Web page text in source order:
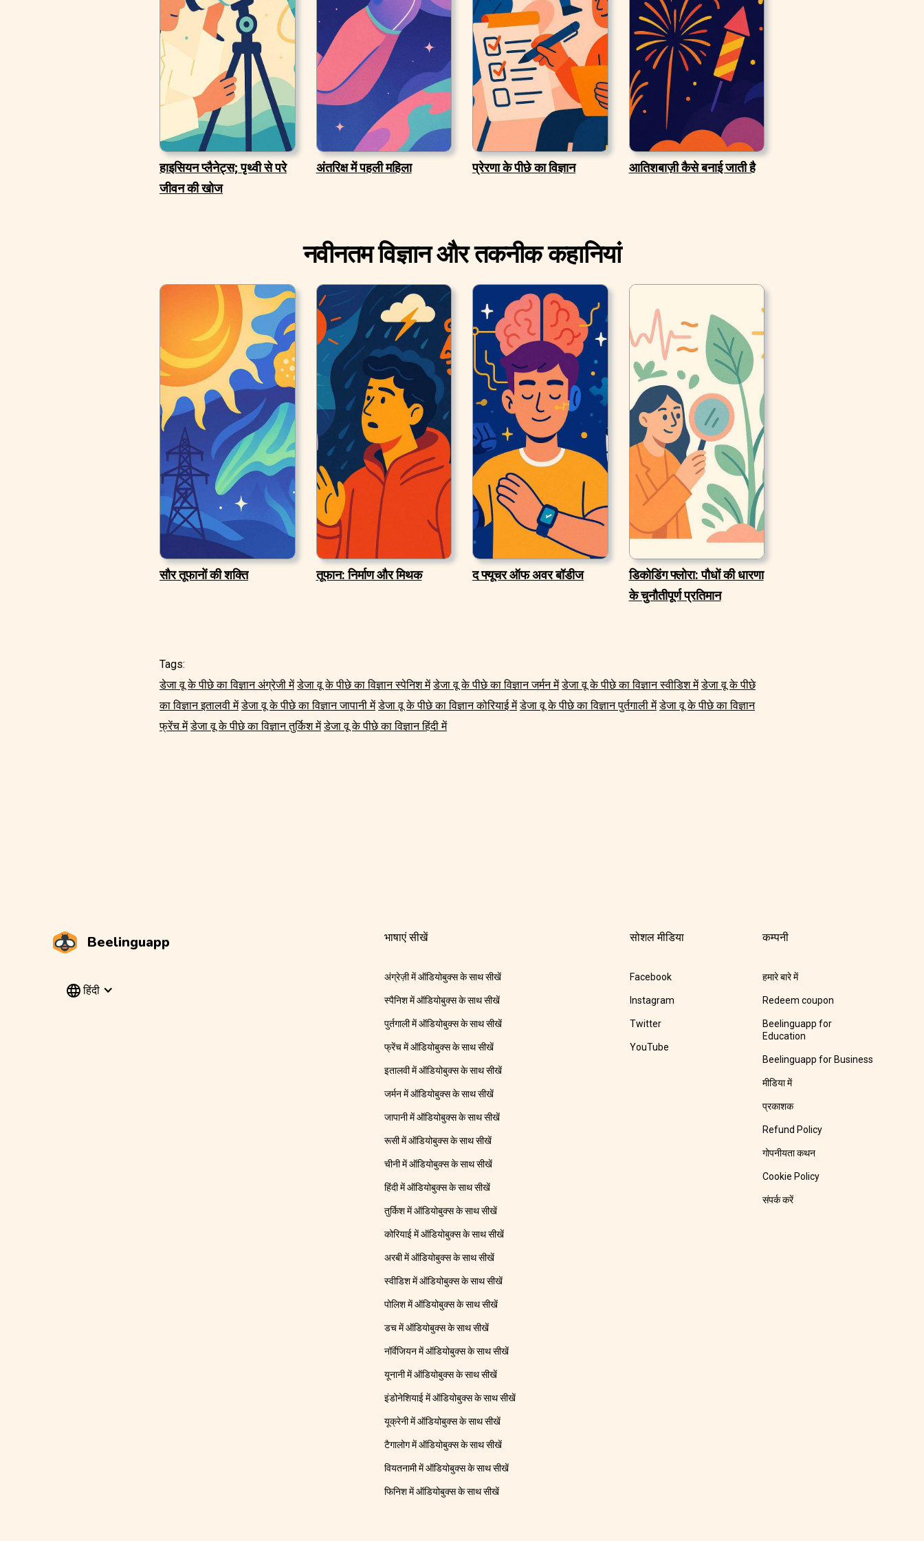
हाइसियन प्लैनेट्स; पृथ्वी से परे
जीवन की खोज
अंतरिक्ष में पहली महिला प्रेरणा के पीछे का विज्ञान आतिशबाज़ी कैसे बनाई जाती है
नवीनतम विज्ञान और तकनीक कहानियां
सौर तूफानों की शक्ति तूफान: निर्माण और मिथक द फ्यूचर ऑफ अवर बॉडीज
डिकोडिंग फ्लोरा: पौधों की धारणा
के चुनौतीपूर्ण प्रतिमान
Tags:
डेजा वू के पीछे का विज्ञान अंग्रेजी में डेजा वू के पीछे का विज्ञान स्पेनिश में डेजा वू के पीछे का विज्ञान जर्मन में डेजा वू के पीछे का विज्ञान स्वीडिश में डेजा वू के पीछे
का विज्ञान इतालवी में डेजा वू के पीछे का विज्ञान जापानी में डेजा वू के पीछे का विज्ञान कोरियाई में डेजा वू के पीछे का विज्ञान पुर्तगाली में डेजा वू के पीछे का विज्ञान
फ्रेंच में डेजा वू के पीछे का विज्ञान तुर्किश में डेजा वू के पीछे का विज्ञान हिंदी में
Beelinguapp
हिंदी
भाषाएं सीखें
अंग्रेज़ी में ऑडियोबुक्स के साथ सीखें
स्पैनिश में ऑडियोबुक्स के साथ सीखें
पुर्तगाली में ऑडियोबुक्स के साथ सीखें
फ्रेंच में ऑडियोबुक्स के साथ सीखें
इतालवी में ऑडियोबुक्स के साथ सीखें
जर्मन में ऑडियोबुक्स के साथ सीखें
जापानी में ऑडियोबुक्स के साथ सीखें
रूसी में ऑडियोबुक्स के साथ सीखें
चीनी में ऑडियोबुक्स के साथ सीखें
हिंदी में ऑडियोबुक्स के साथ सीखें
तुर्किश में ऑडियोबुक्स के साथ सीखें
कोरियाई में ऑडियोबुक्स के साथ सीखें
अरबी में ऑडियोबुक्स के साथ सीखें
स्वीडिश में ऑडियोबुक्स के साथ सीखें
पोलिश में ऑडियोबुक्स के साथ सीखें
डच में ऑडियोबुक्स के साथ सीखें
नॉर्वेजियन में ऑडियोबुक्स के साथ सीखें
यूनानी में ऑडियोबुक्स के साथ सीखें
इंडोनेशियाई में ऑडियोबुक्स के साथ सीखें
यूक्रेनी में ऑडियोबुक्स के साथ सीखें
टैगालोग में ऑडियोबुक्स के साथ सीखें
वियतनामी में ऑडियोबुक्स के साथ सीखें
फिनिश में ऑडियोबुक्स के साथ सीखें
सोशल मीडिया
Facebook
Instagram
Twitter
YouTube
कम्पनी
हमारे बारे में
Redeem coupon
Beelinguapp for
Education
Beelinguapp for Business
मीडिया में
प्रकाशक
Refund Policy
गोपनीयता कथन
Cookie Policy
संपर्क करें